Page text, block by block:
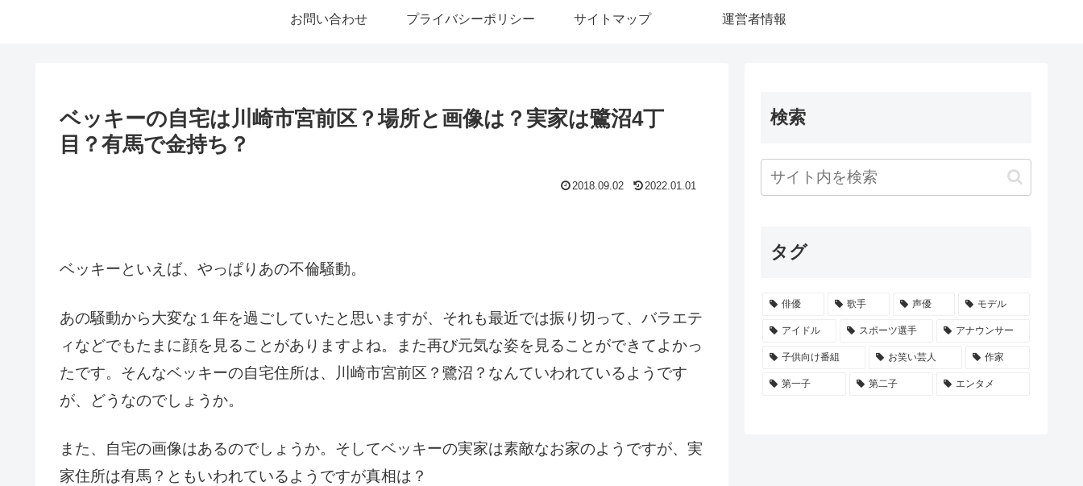
お問い合わせ プライバシーポリシー サイトマップ 運営者情報
ベッキーの自宅は川崎市宮前区？場所と画像は？実家は鷺沼4丁
目？有馬で金持ち？
2018.09.02 2022.01.01
ベッキーといえば、やっぱりあの不倫騒動。
あの騒動から大変な１年を過ごしていたと思いますが、それも最近では振り切って、バラエテ
ィなどでもたまに顔を見ることがありますよね。また再び元気な姿を見ることができてよかっ
たです。そんなベッキーの自宅住所は、川崎市宮前区？鷺沼？なんていわれているようです
が、どうなのでしょうか。
また、自宅の画像はあるのでしょうか。そしてベッキーの実家は素敵なお家のようですが、実
家住所は有馬？ともいわれているようですが真相は？
検索
タグ
俳優 歌手 声優 モデル
アイドル スポーツ選手 アナウンサー
子供向け番組 お笑い芸人 作家
第一子 第二子 エンタメ